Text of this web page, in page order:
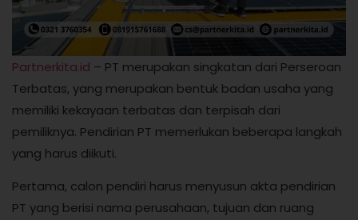
Partnerkita.id – PT merupakan singkatan dari Perseroan
Terbatas, yang merupakan bentuk badan usaha yang
memiliki kekayaan terbatas dan terpisah dari
pemiliknya. Pendirian PT memerlukan beberapa langkah
yang harus diikuti.
Pertama, calon pendiri harus menyusun akta pendirian
PT yang berisi nama perusahaan, tujuan dan ruang